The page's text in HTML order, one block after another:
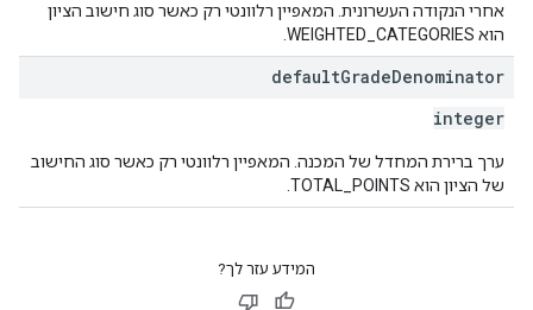
אחרי הנקודה העשרונית. המאפיין רלוונטי רק כאשר סוג חישוב הציון
הוא WEIGHTED_CATEGORIES.
defaultGradeDenominator
integer
ערך ברירת המחדל של המכנה. המאפיין רלוונטי רק כאשר סוג החישוב
של הציון הוא TOTAL_POINTS.
המידע עזר לך?